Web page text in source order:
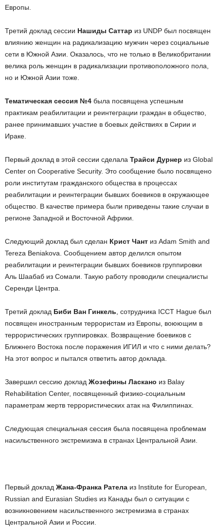
Европы.
Третий доклад сессии Нашиды Саттар из UNDP был посвящен
влиянию женщин на радикализацию мужчин через социальные
сети в Южной Азии. Оказалось, что не только в Великобритании
велика роль женщин в радикализации противоположного пола,
но и Южной Азии тоже.
Тематическая сессия №4 была посвящена успешным
практикам реабилитации и реинтеграции граждан в общество,
ранее принимавших участие в боевых действиях в Сирии и
Ираке.
Первый доклад в этой сессии сделала Трайси Дурнер из Global
Center on Cooperative Security. Это сообщение было посвящено
роли институтам гражданского общества в процессах
реабилитации и реинтеграции бывших боевиков в окружающее
общество. В качестве примера были приведены такие случаи в
регионе Западной и Восточной Африки.
Следующий доклад был сделан Крист Чант из Adam Smith and
Tereza Beniakova. Сообщением автор делился опытом
реабилитации и реинтеграции бывших боевиков группировки
Аль Шаабаб из Сомали. Такую работу проводили специалисты
Серенди Центра.
Третий доклад Биби Ван Гинкель , сотрудника ICCT Hague был
посвящен иностранным террористам из Европы, воюющим в
террористических группировках. Возвращение боевиков с
Ближнего Востока после поражения ИГИЛ и что с ними делать?
На этот вопрос и пытался ответить автор доклада.
Завершил сессию доклад Жозефины Ласкано из Balay
Rehabilitation Center, посвященный физико-социальным
параметрам жертв террористических атак на Филиппинах.
Следующая специальная сессия была посвящена проблемам
насильственного экстремизма в странах Центральной Азии.
Первый доклад Жана-Франка Ратела из Institute for European,
Russian and Eurasian Studies из Канады был о ситуации с
возникновением насильственного экстремизма в странах
Центральной Азии и России.